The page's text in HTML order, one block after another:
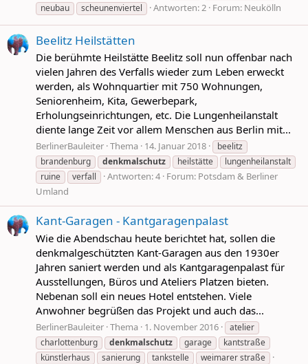
neubau
scheunenviertel Antworten: 2 Forum: Neukölln
Beelitz Heilstätten
Die berühmte Heilstätte Beelitz soll nun offenbar nach
vielen Jahren des Verfalls wieder zum Leben erweckt
werden, als Wohnquartier mit 750 Wohnungen,
Seniorenheim, Kita, Gewerbepark,
Erholungseinrichtungen, etc. Die Lungenheilanstalt
diente lange Zeit vor allem Menschen aus Berlin mit...
BerlinerBauleiter Thema 14. Januar 2018
beelitz
brandenburg
denkmalschutz heilstätte
lungenheilanstalt
ruine
verfall Antworten: 4 Forum: Potsdam & Berliner
Umland
Kant-Garagen - Kantgaragenpalast
Wie die Abendschau heute berichtet hat, sollen die
denkmalgeschützten Kant-Garagen aus den 1930er
Jahren saniert werden und als Kantgaragenpalast für
Ausstellungen, Büros und Ateliers Platzen bieten.
Nebenan soll ein neues Hotel entstehen. Viele
Anwohner begrüßen das Projekt und auch das...
BerlinerBauleiter Thema 1. November 2016
atelier
charlottenburg
denkmalschutz garage
kantstraße
künstlerhaus
sanierung tankstelle weimarer straße